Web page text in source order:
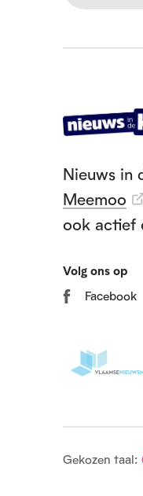
o
e
t
Nieuws in
Meemoo
ook actief
Volg ons op
Facebook
Gekozen taal: